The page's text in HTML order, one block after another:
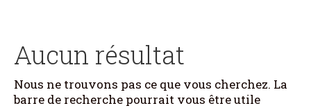
Aucun résultat
Nous ne trouvons pas ce que vous cherchez. La
barre de recherche pourrait vous être utile